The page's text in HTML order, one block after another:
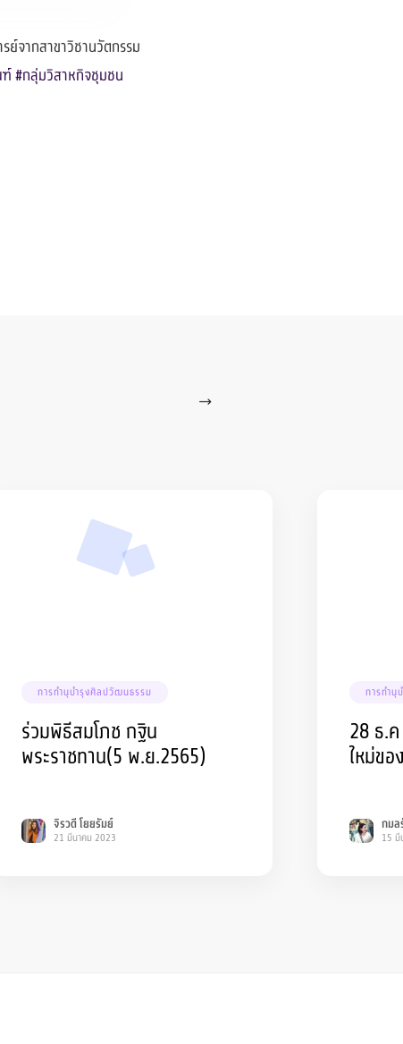
จากสาขาวิชานวัตกรรม
ฑ์#กลุ่มวิสาหกิจชุมชน
การทำนุบำรุงศิลปวัฒนธรรม
ร่วมพิธีสมโภช กฐิน
พระราชทาน(5 พ.ย.2565)
จิรวดี โยยรัมย์
21 มีนาคม 2023
การทำนุ
28 ธ.
ใหม่ข
กมล
15